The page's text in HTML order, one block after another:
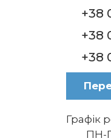
+38
+38
+38
Графік
ПН-